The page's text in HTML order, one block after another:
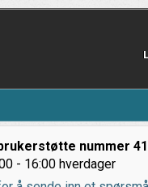
nummer 41
- 16:00 hverdager